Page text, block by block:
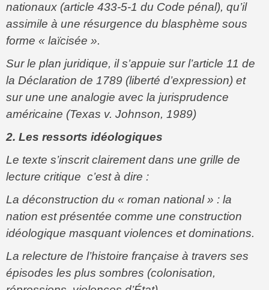
nationaux (article 433-5-1 du Code pénal), qu’il
assimile à une résurgence du blasphème sous
forme « laïcisée ».
Sur le plan juridique, il s’appuie sur l’article 11 de
la Déclaration de 1789 (liberté d’expression) et
sur une une analogie avec la jurisprudence
américaine (Texas v. Johnson, 1989)
2. Les ressorts idéologiques
Le texte s’inscrit clairement dans une grille de
lecture critique c’est à dire :
La déconstruction du « roman national » : la
nation est présentée comme une construction
idéologique masquant violences et dominations.
La relecture de l’histoire française à travers ses
épisodes les plus sombres (colonisation,